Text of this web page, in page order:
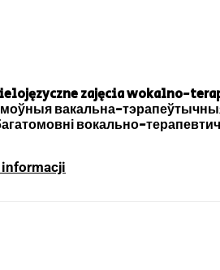
zajęcia wokalno-
вакальна-тэрапеўтычныя
вокально-